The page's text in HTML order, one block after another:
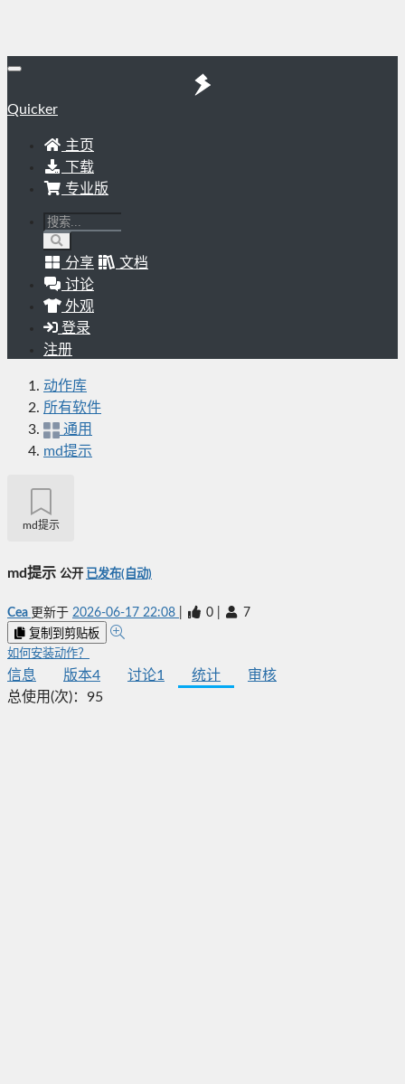
Quicker
主页
下载
专业版
分享
文档
讨论
外观
登录
注册
动作库
所有软件
通用
md提示
md提示
md提示 公开 已发布(自动)
Cea 更新于 2026-06-17 22:08 0 7
复制到剪贴板
如何安装动作？
信息 版本4 讨论1 统计
审核
总使用(次)： 95